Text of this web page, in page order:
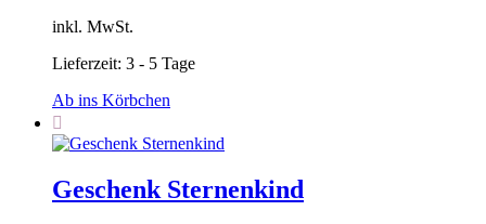
inkl. MwSt.
Lieferzeit: 3 - 5 Tage
Ab ins Körbchen
Geschenk Sternenkind